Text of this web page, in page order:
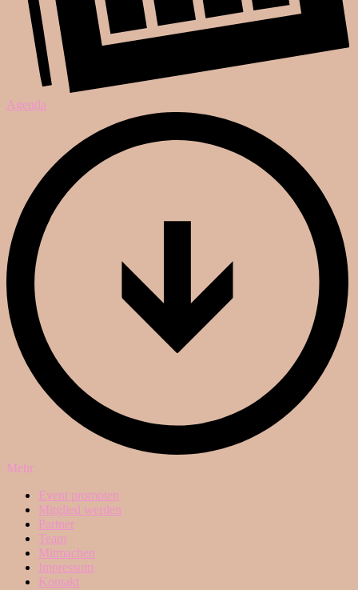
Agenda
Mehr
Event promoten
Mitglied werden
Partner
Team
Mitmachen
Impressum
Kontakt